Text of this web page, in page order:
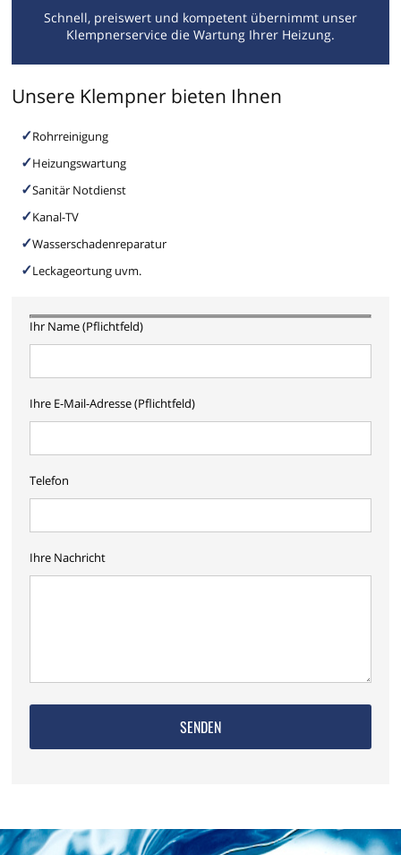
Schnell, preiswert und kompetent übernimmt unser
Klempnerservice die Wartung Ihrer Heizung.
Unsere Klempner bieten Ihnen
Rohrreinigung
Heizungswartung
Sanitär Notdienst
Kanal-TV
Wasserschadenreparatur
Leckageortung uvm.
Ihr Name (Pflichtfeld)
Ihre E-Mail-Adresse (Pflichtfeld)
Telefon
Ihre Nachricht